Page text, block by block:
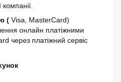
( Visa, MasterCard)
онлайн платіжними
через платіжний сервіс